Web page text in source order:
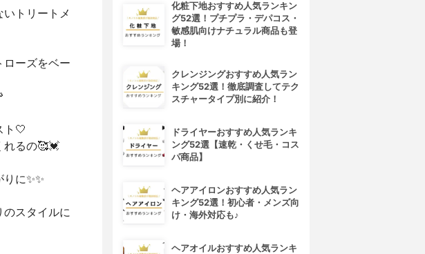
トリートメ
ーズをベー
ト🤍
れるの🥰💓
に✨✨
スタイルに
化粧下地おすすめ人気ランキン
グ52選！プチプラ・デパコス・
敏感肌向けナチュラル商品も登
場！
クレンジングおすすめ人気ラン
キング52選！徹底調査してテク
スチャータイプ別に紹介！
ドライヤーおすすめ人気ランキ
ング52選【速乾・くせ毛・コス
パ商品】
ヘアアイロンおすすめ人気ラン
キング52選！初心者・メンズ向
け・海外対応も♪
ヘアオイルおすすめ人気ランキ